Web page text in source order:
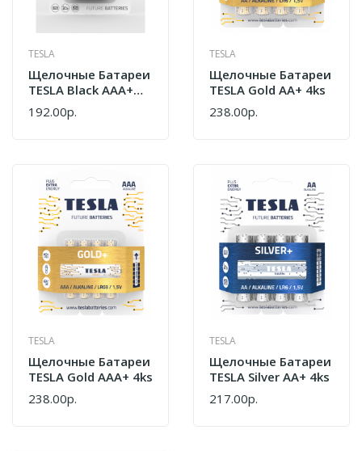
TESLA
Щелочные Батареи
TESLA Black AAA+
4ks
192.00р.
TESLA
Щелочные Батареи
TESLA Gold AA+ 4ks
238.00р.
TESLA
Щелочные Батареи
TESLA Gold AAA+ 4ks
238.00р.
TESLA
Щелочные Батареи
TESLA Silver AA+ 4ks
217.00р.